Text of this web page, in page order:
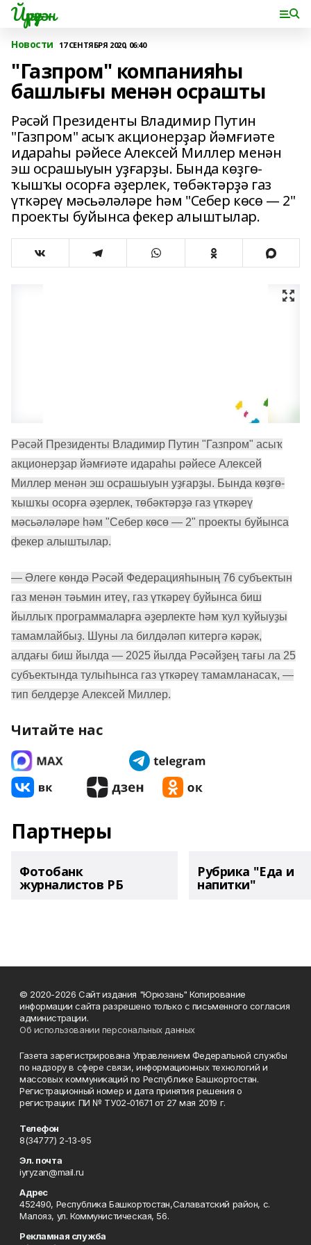
Йүрүҙән
Новости 17 СЕНТЯБРЯ 2020, 06:40
"Газпром" компанияһы
башлығы менән осрашты
Рәсәй Президенты Владимир Путин
"Газпром" асыҡ акционерҙар йәмғиәте
идараһы рәйесе Алексей Миллер менән
эш осрашыуын уҙғарҙы. Бында көҙгө-
ҡышҡы осорға әҙерлек, төбәктәрҙә газ
үткәреү мәсьәләләре һәм "Себер көсө — 2"
проекты буйынса фекер алыштылар.
Рәсәй Президенты Владимир Путин "Газпром" асыҡ
акционерҙар йәмғиәте идараһы рәйесе Алексей
Миллер менән эш осрашыуын уҙғарҙы. Бында көҙгө-
ҡышҡы осорға әҙерлек, төбәктәрҙә газ үткәреү
мәсьәләләре һәм "Себер көсө — 2" проекты буйынса
фекер алыштылар.
— Әлеге көндә Рәсәй Федерацияһының 76 субъектын
газ менән тәьмин итеү, газ үткәреү буйынса биш
йыллыҡ программаларға әҙерлекте һәм ҡул ҡуйыуҙы
тамамлайбыҙ. Шуны ла билдәләп китергә кәрәк,
алдағы биш йылда — 2025 йылда Рәсәйҙең тағы ла 25
субъектында тулыһынса газ үткәреү тамамланасаҡ, —
тип белдерҙе Алексей Миллер.
Читайте нас
Партнеры
Фотобанк
журналистов РБ
Рубрика "Еда и
напитки"
© 2020-2026 Сайт издания "Юрюзань" Копирование
информации сайта разрешено только с письменного согласия
администрации.
Об использовании персональных данных
Газета зарегистрирована Управлением Федеральной службы
по надзору в сфере связи, информационных технологий и
массовых коммуникаций по Республике Башкортостан.
Регистрационный номер и дата принятия решения о
регистрации: ПИ № ТУ02-01671 от 27 мая 2019 г.
Телефон
8(34777) 2-13-95
Эл. почта
iyryzan@mail.ru
Адрес
452490, Республика Башкортостан,Салаватский район, с.
Малояз, ул. Коммунистическая, 56.
Рекламная служба